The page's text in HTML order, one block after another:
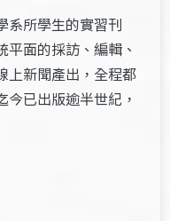
系所學生的實習刊
面的採訪、編輯、
上新聞產出，全程都
已出版逾半世紀，